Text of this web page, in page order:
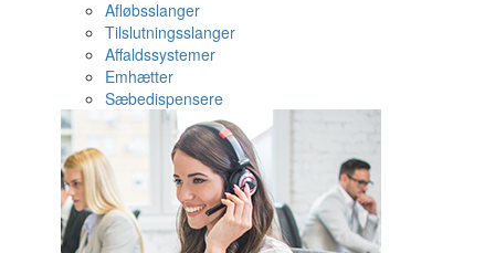
Afløbsslanger
Tilslutningsslanger
Affaldssystemer
Emhætter
Sæbedispensere